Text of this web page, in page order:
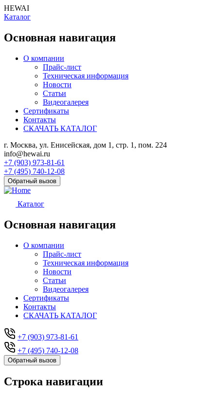
HEWAI
Каталог
Основная навигация
О компании
Прайс-лист
Техническая информация
Новости
Статьи
Видеогалерея
Сертификаты
Контакты
СКАЧАТЬ КАТАЛОГ
г. Москва, ул. Енисейская, дом 1, стр. 1, пом. 224
info@hewai.ru
+7 (903) 973-81-61
+7 (495) 740-12-08
Обратный вызов
Каталог
Основная навигация
О компании
Прайс-лист
Техническая информация
Новости
Статьи
Видеогалерея
Сертификаты
Контакты
СКАЧАТЬ КАТАЛОГ
+7 (903) 973-81-61
+7 (495) 740-12-08
Обратный вызов
Строка навигации